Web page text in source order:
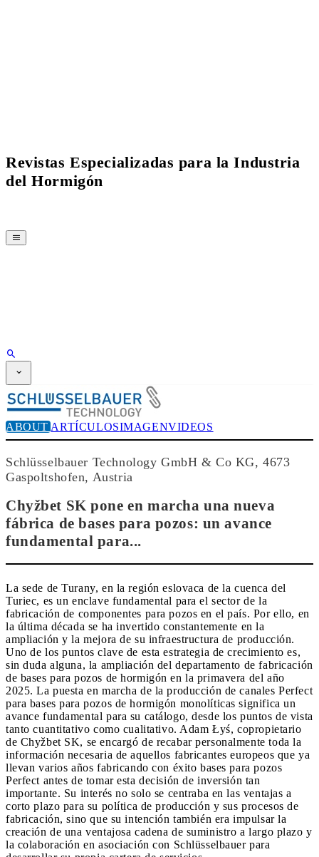
Revistas Especializadas para la Industria
del Hormigón
Revista
EVENTOS
BUYERS' GUIDE
JOB BRIDGE
NEWSLETTER
PUBLICIDAD
ABOUTARTÍCULOSIMAGENVIDEOS
Schlüsselbauer Technology GmbH & Co KG, 4673
Gaspoltshofen, Austria
Chyžbet SK pone en marcha una nueva
fábrica de bases para pozos: un avance
fundamental para...
La sede de Turany, en la región eslovaca de la cuenca del
Turiec, es un enclave fundamental para el sector de la
fabricación de componentes para pozos en el país. Por ello, en
la última década se ha invertido constantemente en la
ampliación y la mejora de su infraestructura de producción.
Uno de los puntos clave de esta estrategia de crecimiento es,
sin duda alguna, la ampliación del departamento de fabricación
de bases para pozos de hormigón en la primavera del año
2025. La puesta en marcha de la producción de canales Perfect
para bases para pozos de hormigón monolíticas significa un
avance fundamental para su catálogo, desde los puntos de vista
tanto cuantitativo como cualitativo. Adam Łyś, copropietario
de Chyžbet SK, se encargó de recabar personalmente toda la
información necesaria de aquellos fabricantes europeos que ya
llevan varios años fabricando con éxito bases para pozos
Perfect antes de tomar esta decisión de inversión tan
importante. Su interés no solo se centraba en las ventajas a
corto plazo para su política de producción y sus procesos de
fabricación, sino que su intención también era impulsar la
creación de una ventajosa cadena de suministro a largo plazo y
la colaboración en asociación con Schlüsselbauer para